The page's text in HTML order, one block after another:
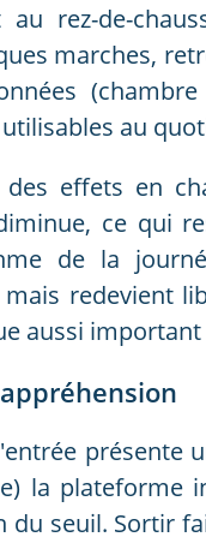
rez-de-
marches,
au
effets en
ce qui
de la
redevient
aussi
présente
la plateforme
seuil. Sortir